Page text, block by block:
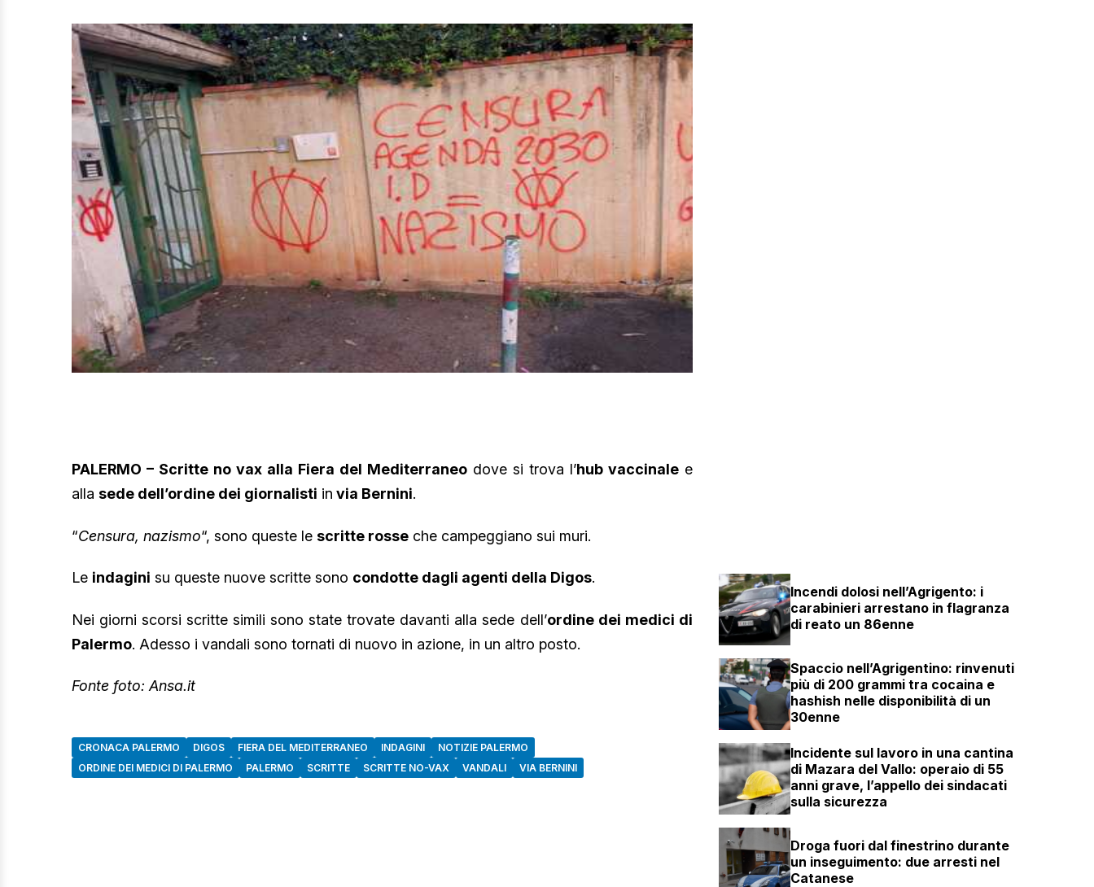
PALERMO – Scritte no vax alla Fiera del Mediterraneodove si trova l’hub vaccinalee
alla sede dell’ordine dei giornalisti in via Bernini.
“Censura, nazismo“, sono queste le scritte rosse che campeggiano sui muri.
Le indagini su queste nuove scritte sono condotte dagli agenti della Digos.
Nei giorni scorsi scritte simili sono state trovate davanti alla sede dell’ordine dei medici di
Palermo. Adesso i vandali sono tornati di nuovo in azione, in un altro posto.
Fonte foto: Ansa.it
CRONACA PALERMO DIGOS FIERA DEL MEDITERRANEO INDAGINI
NOTIZIE PALERMO
ORDINE DEI MEDICI DI PALERMO
PALERMO SCRITTE SCRITTE NO-VAX VANDALI VIA BERNINI
Incendi dolosi nell’Agrigento: i
carabinieri arrestano in flagranza
di reato un 86enne
Spaccio nell’Agrigentino: rinvenuti
più di 200 grammi tra cocaina e
hashish nelle disponibilità di un
30enne
Incidente sul lavoro in una cantina
di Mazara del Vallo: operaio di 55
anni grave, l’appello dei sindacati
sulla sicurezza
Droga fuori dal finestrino durante
un inseguimento: due arresti nel
Catanese